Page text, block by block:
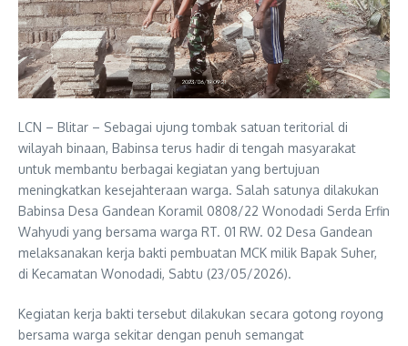
LCN – Blitar – Sebagai ujung tombak satuan teritorial di
wilayah binaan, Babinsa terus hadir di tengah masyarakat
untuk membantu berbagai kegiatan yang bertujuan
meningkatkan kesejahteraan warga. Salah satunya dilakukan
Babinsa Desa Gandean Koramil 0808/22 Wonodadi Serda Erfin
Wahyudi yang bersama warga RT. 01 RW. 02 Desa Gandean
melaksanakan kerja bakti pembuatan MCK milik Bapak Suher,
di Kecamatan Wonodadi, Sabtu (23/05/2026).
Kegiatan kerja bakti tersebut dilakukan secara gotong royong
bersama warga sekitar dengan penuh semangat